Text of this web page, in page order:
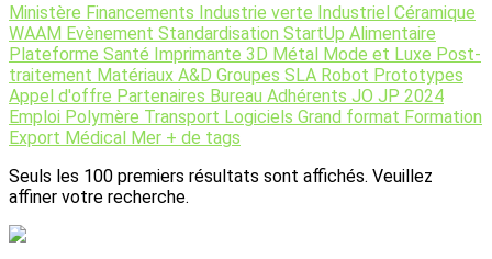
Ministère Financements Industrie verte Industriel Céramique
WAAM Evènement Standardisation StartUp Alimentaire
Plateforme Santé Imprimante 3D Métal Mode et Luxe Post-
traitement Matériaux A&D Groupes SLA Robot Prototypes
Appel d'offre Partenaires Bureau Adhérents JO JP 2024
Emploi Polymère Transport Logiciels Grand format Formation
Export Médical Mer + de tags
Seuls les 100 premiers résultats sont affichés. Veuillez
affiner votre recherche.